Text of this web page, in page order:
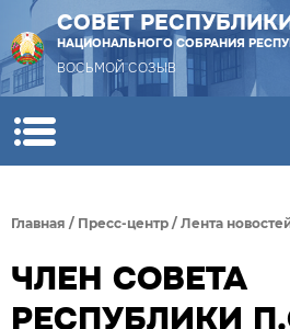
СОВЕТ
НАЦИОНАЛЬНОГО СОБРАНИЯ
ВОСЬМОЙ СОЗЫВ
Главная / Пресс-центр / Лента
ЧЛЕН СОВЕТА
РЕСПУБЛИКИ